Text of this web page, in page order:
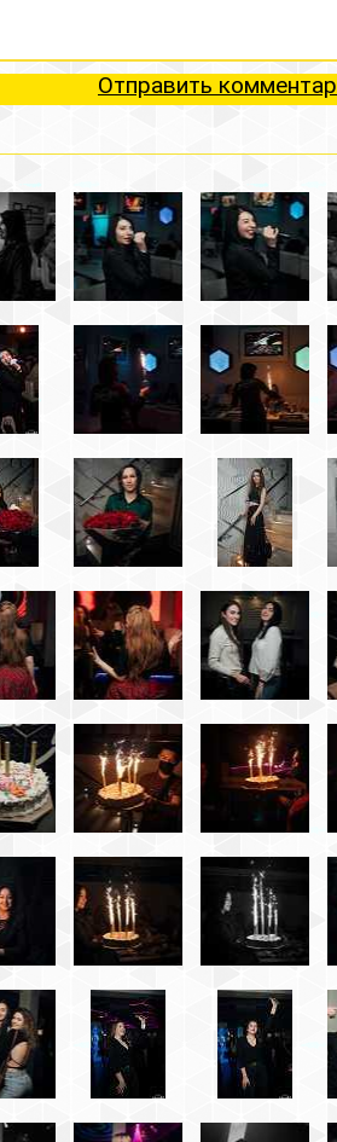
Отправить